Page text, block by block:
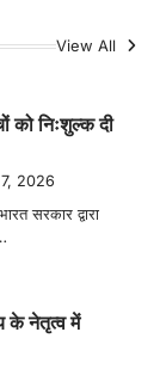
View All
को निःशुल्क दी
2026
सरकार द्वारा
के नेतृत्व में